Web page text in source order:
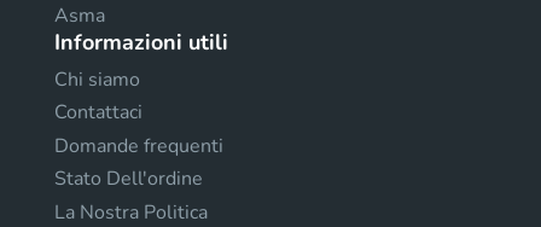
Asma
Informazioni utili
Chi siamo
Contattaci
Domande frequenti
Stato Dell'ordine
La Nostra Politica